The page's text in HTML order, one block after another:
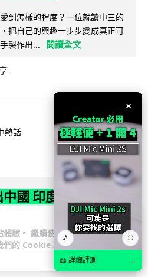
驗。 繼續使用
們的 Cookie 政
到怎樣的程度？一位就讀中三的
把自己的興趣一步步變成真正可
製作出...
閱讀全文
熱話
國 印度成新機主要
5500萬部
由中國轉往印度，目標兩年內將
度政府推出關稅豁免及稅務優惠延
×
🎵 ⛶
📖 詳細評測 →